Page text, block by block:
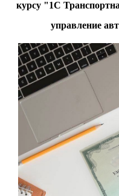
курсу "1С
управление